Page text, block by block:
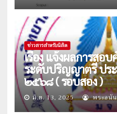
ข่าวสารสำหรับนิสิต
เรื่อง แจ้งผลการสอบ
ระดับปริญญาตรี ปร
๒๕๖๘ ( รอบสอง )
มิ.ย. 13, 2025 พระอนั